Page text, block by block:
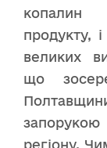
копалин
продукту,
великих
що
запорукою
регіону.